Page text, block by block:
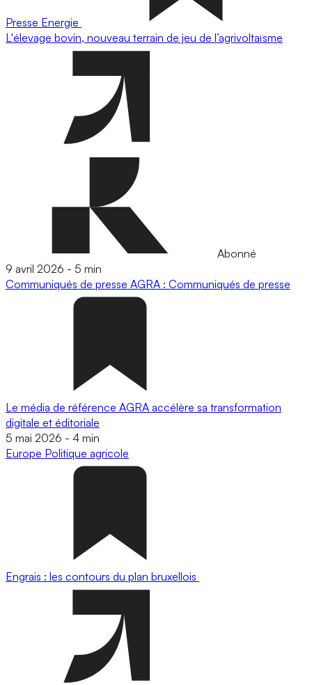
Presse Energie
L'élevage bovin, nouveau terrain de jeu de l’agrivoltaïsme
Abonné
9 avril 2026 - 5 min
Communiqués de presse AGRA : Communiqués de presse
Le média de référence AGRA accélère sa transformation
digitale et éditoriale
5 mai 2026 - 4 min
Europe Politique agricole
Engrais : les contours du plan bruxellois